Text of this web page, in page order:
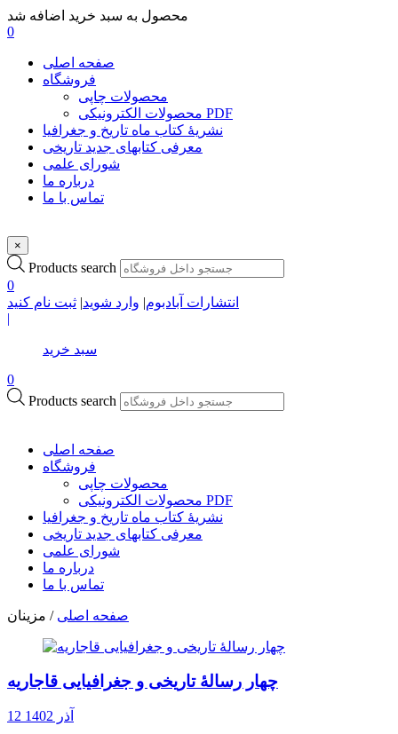
محصول به سبد خرید اضافه شد
0
صفحه اصلی
فروشگاه
محصولات چاپی
محصولات الکترونیکی PDF
نشریۀ کتاب ماه تاریخ و جغرافیا
معرفی کتابهای جدید تاریخی
شورای علمی
درباره ما
تماس با ما
×
Products search
0
انتشارات آبادبوم| وارد شوید| ثبت نام کنید
|
سبد خرید
0
Products search
صفحه اصلی
فروشگاه
محصولات چاپی
محصولات الکترونیکی PDF
نشریۀ کتاب ماه تاریخ و جغرافیا
معرفی کتابهای جدید تاریخی
شورای علمی
درباره ما
تماس با ما
صفحه اصلی
چهار رسالۀ تاریخی و جغرافیایی قاجاریه
12 آذر 1402